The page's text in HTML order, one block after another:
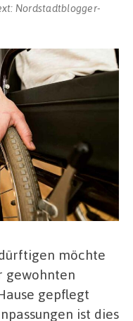
Nordstadtblogger-
möchte
gewohnten
gepflegt
ist dies